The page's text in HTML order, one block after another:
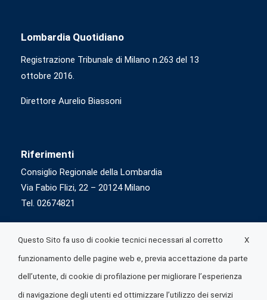
Lombardia Quotidiano
Registrazione Tribunale di Milano n.263 del 13
ottobre 2016.
Direttore Aurelio Biassoni
Riferimenti
Consiglio Regionale della Lombardia
Via Fabio Flizi, 22 – 20124 Milano
Tel. 02674821
X
Questo Sito fa uso di cookie tecnici necessari al corretto
funzionamento delle pagine web e, previa accettazione da parte
dell’utente, di cookie di profilazione per migliorare l’esperienza
di navigazione degli utenti ed ottimizzare l’utilizzo dei servizi